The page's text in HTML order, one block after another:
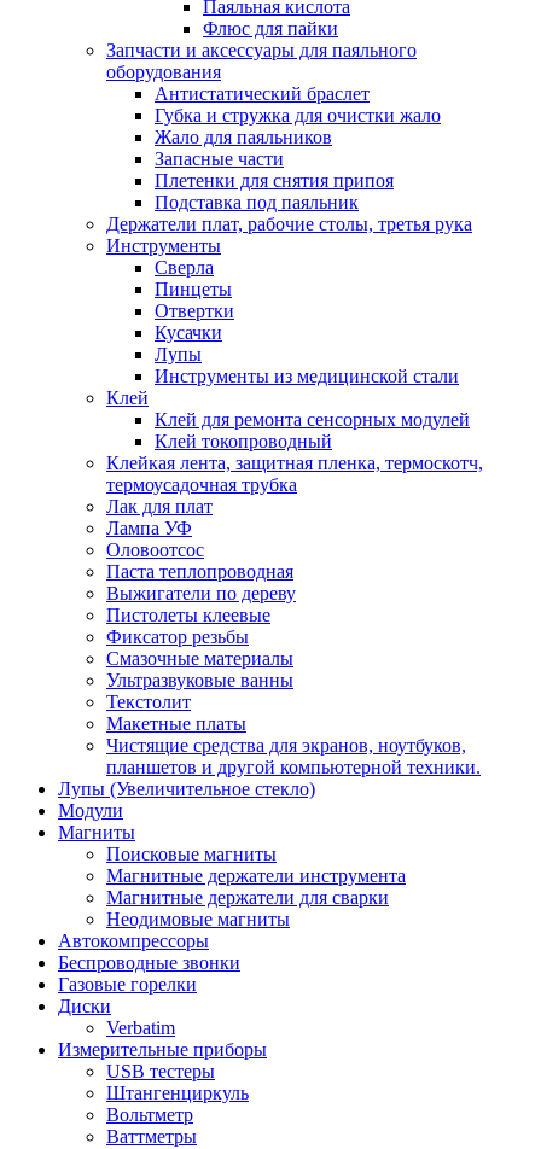
Паяльная кислота
Флюс для пайки
Запчасти и аксессуары для паяльного
оборудования
Антистатический браслет
Губка и стружка для очистки жало
Жало для паяльников
Запасные части
Плетенки для снятия припоя
Подставка под паяльник
Держатели плат, рабочие столы, третья рука
Инструменты
Сверла
Пинцеты
Отвертки
Кусачки
Лупы
Инструменты из медицинской стали
Клей
Клей для ремонта сенсорных модулей
Клей токопроводный
Клейкая лента, защитная пленка, термоскотч,
термоусадочная трубка
Лак для плат
Лампа УФ
Оловоотсос
Паста теплопроводная
Выжигатели по дереву
Пистолеты клеевые
Фиксатор резьбы
Смазочные материалы
Ультразвуковые ванны
Текстолит
Макетные платы
Чистящие средства для экранов, ноутбуков,
планшетов и другой компьютерной техники.
Лупы (Увеличительное стекло)
Модули
Магниты
Поисковые магниты
Магнитные держатели инструмента
Магнитные держатели для сварки
Неодимовые магниты
Автокомпрессоры
Беспроводные звонки
Газовые горелки
Диски
Verbatim
Измерительные приборы
USB тестеры
Штангенциркуль
Вольтметр
Ваттметры